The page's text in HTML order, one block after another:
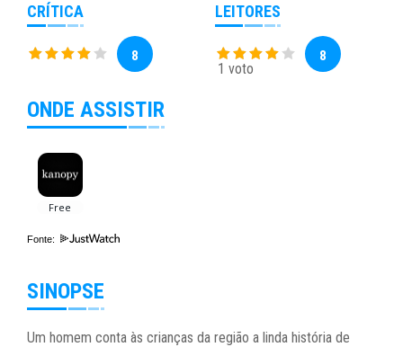
CRÍTICA
8
LEITORES
1 voto
8
ONDE ASSISTIR
Fonte:
SINOPSE
Um homem conta às crianças da região a linda história de